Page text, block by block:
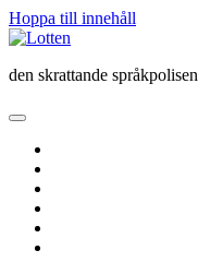
Hoppa till innehåll
Lotten
den skrattande språkpolisen
öppna
meny